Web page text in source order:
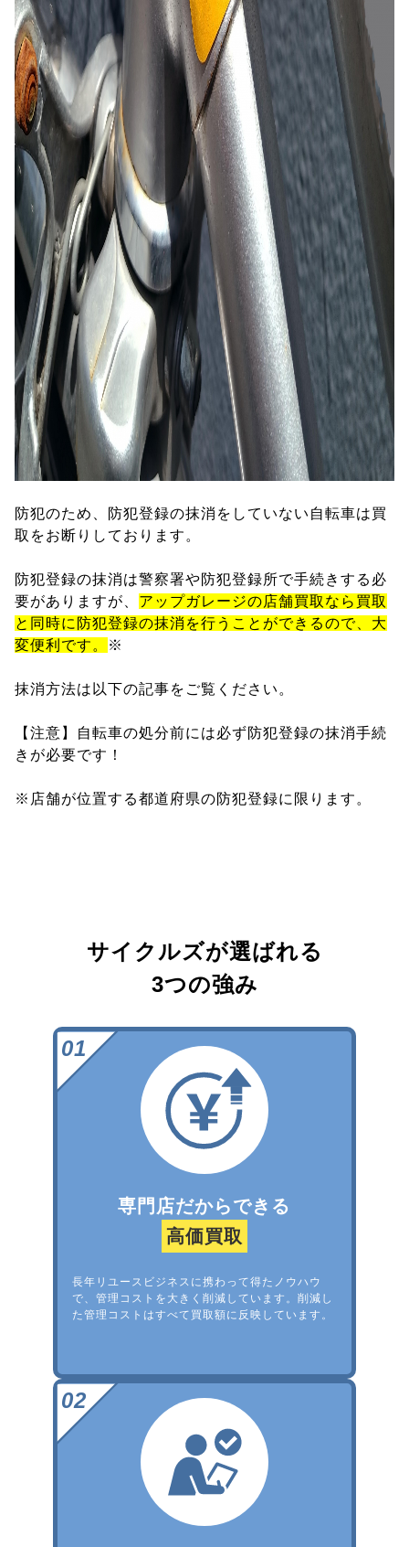
防犯のため、防犯登録の抹消をしていない自転車は買
取をお断りしております。
防犯登録の抹消は警察署や防犯登録所で手続きする必
要がありますが、 アップガレージの店舗買取なら買取
と同時に防犯登録の抹消を行うことができるので、大
変便利です。
※
抹消方法は以下の記事をご覧ください。
【注意】自転車の処分前には必ず防犯登録の抹消手続
きが必要です！
※店舗が位置する都道府県の防犯登録に限ります。
サイクルズが選ばれる
3つの強み
専門店だからできる
高価買取
長年リユースビジネスに携わって得たノウハウ
で、管理コストを大きく削減しています。削減し
た管理コストはすべて買取額に反映しています。